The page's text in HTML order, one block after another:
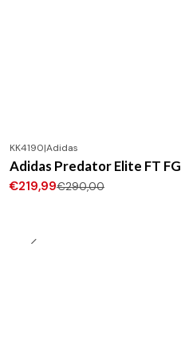
-24%DESCONTO
Novo
KK4190|Adidas
Adidas Predator Elite FT FG
€219,99€290,00